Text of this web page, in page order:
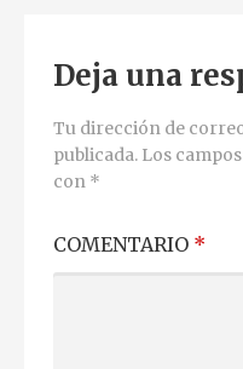
Deja una
Tu dirección de
publicada. Los
con *
COMENTARIO *